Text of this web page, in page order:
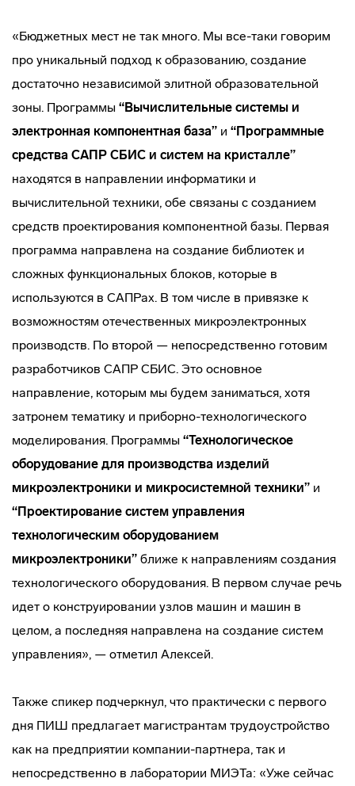
«Бюджетных мест не так много. Мы все-таки говорим
про уникальный подход к образованию, создание
достаточно независимой элитной образовательной
зоны. Программы “Вычислительные системы и
электронная компонентная база” и “Программные
средства САПР СБИС и систем на кристалле”
находятся в направлении информатики и
вычислительной техники, обе связаны с созданием
средств проектирования компонентной базы. Первая
программа направлена на создание библиотек и
сложных функциональных блоков, которые в
используются в САПРах. В том числе в привязке к
возможностям отечественных микроэлектронных
производств. По второй — непосредственно готовим
разработчиков САПР СБИС. Это основное
направление, которым мы будем заниматься, хотя
затронем тематику и приборно-технологического
моделирования. Программы “Технологическое
оборудование для производства изделий
микроэлектроники и микросистемной техники” и
“Проектирование систем управления
технологическим оборудованием
микроэлектроники” ближе к направлениям создания
технологического оборудования. В первом случае речь
идет о конструировании узлов машин и машин в
целом, а последняя направлена на создание систем
управления», — отметил Алексей.
Также спикер подчеркнул, что практически с первого
дня ПИШ предлагает магистрантам трудоустройство
как на предприятии компании-партнера, так и
непосредственно в лаборатории МИЭТа: «Уже сейчас